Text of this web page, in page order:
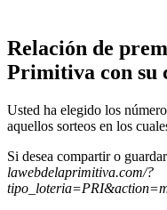
Relación de
Primitiva con su
Usted ha elegido los
aquellos sorteos en los
Si desea compartir o
lawebdelaprimitiva.com/?